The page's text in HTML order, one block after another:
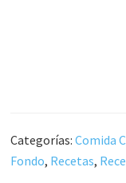
Categorías:Comida
Fondo, Recetas,